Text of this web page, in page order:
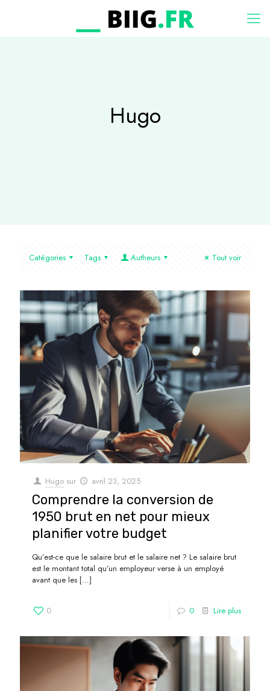
Hugo
Catégories Tags Autheurs Tout voir
Hugo sur avril 23, 2025
Comprendre la conversion de
1950 brut en net pour mieux
planifier votre budget
Qu’est-ce que le salaire brut et le salaire net ? Le salaire brut
est le montant total qu’un employeur verse à un employé
avant que les […]
0 0 Lire plus